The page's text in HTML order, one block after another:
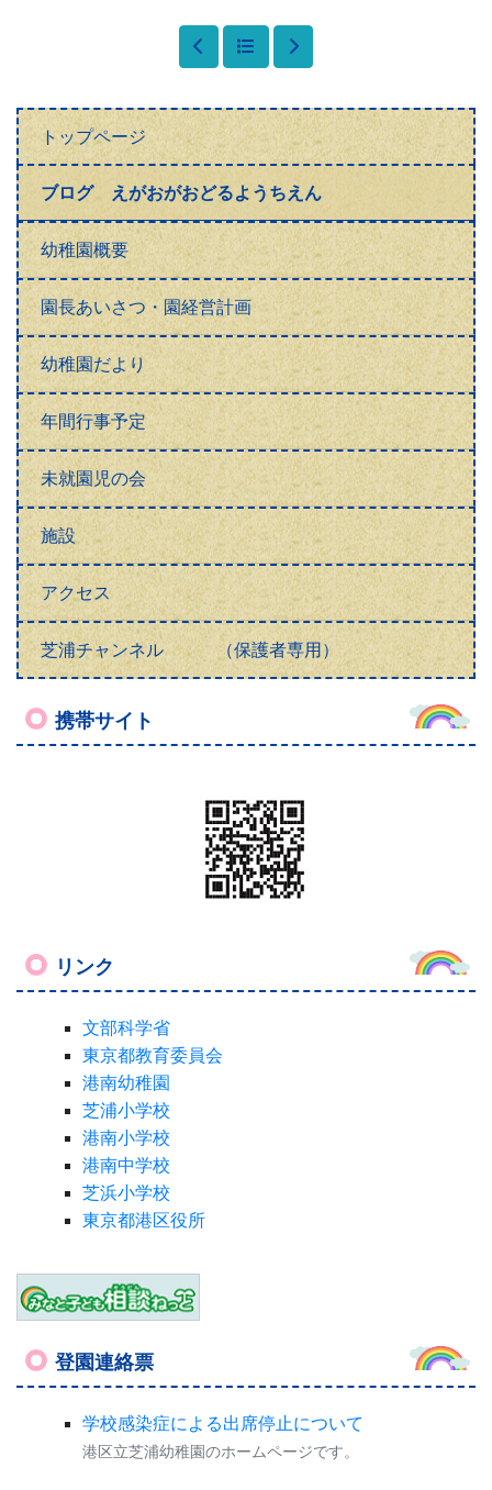
トップページ
ブログ えがおがおどるようちえん
幼稚園概要
園長あいさつ・園経営計画
幼稚園だより
年間行事予定
未就園児の会
施設
アクセス
芝浦チャンネル （保護者専用）
携帯サイト
リンク
文部科学省
東京都教育委員会
港南幼稚園
芝浦小学校
港南小学校
港南中学校
芝浜小学校
東京都港区役所
登園連絡票
学校感染症による出席停止について
港区立芝浦幼稚園のホームページです。